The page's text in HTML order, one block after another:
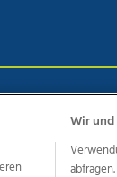
Wir und